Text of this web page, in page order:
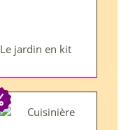
Le jardin en kit